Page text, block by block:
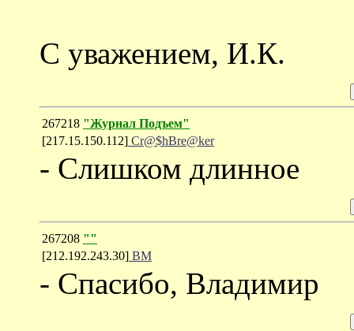
С уважением, И.К.
267218 "Журнал Подъем"
[217.15.150.112] Cr@$hBre@ker
- Слишком длинное
267208 ""
[212.192.243.30] ВМ
- Спасибо, Владимир